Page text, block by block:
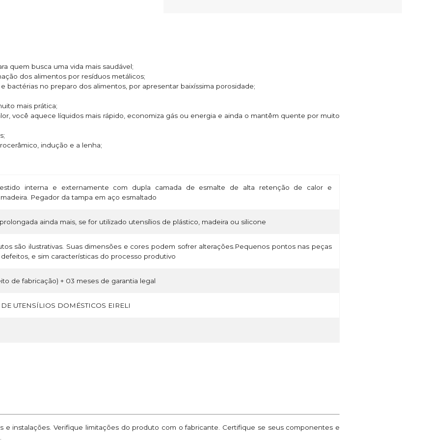
quem busca uma vida mais saudável;
dos alimentos por resíduos metálicos;
bactérias no preparo dos alimentos, por apresentar baixíssima porosidade;
mais prática;
você aquece líquidos mais rápido, economiza gás ou energia e ainda o mantêm quente por muito
indução e a lenha;
interna e externamente com dupla camada de esmalte de alta retenção de calor e
Pegador da tampa em aço esmaltado
ainda mais, se for utilizado utensílios de plástico, madeira ou silicone
são ilustrativas. Suas dimensões e cores podem sofrer alterações.Pequenos pontos nas peças
e sim características do processo produtivo
de fabricação) + 03 meses de garantia legal
UTENSÍLIOS DOMÉSTICOS EIRELI
e instalações. Verifique limitações do produto com o fabricante. Certifique se seus componentes e